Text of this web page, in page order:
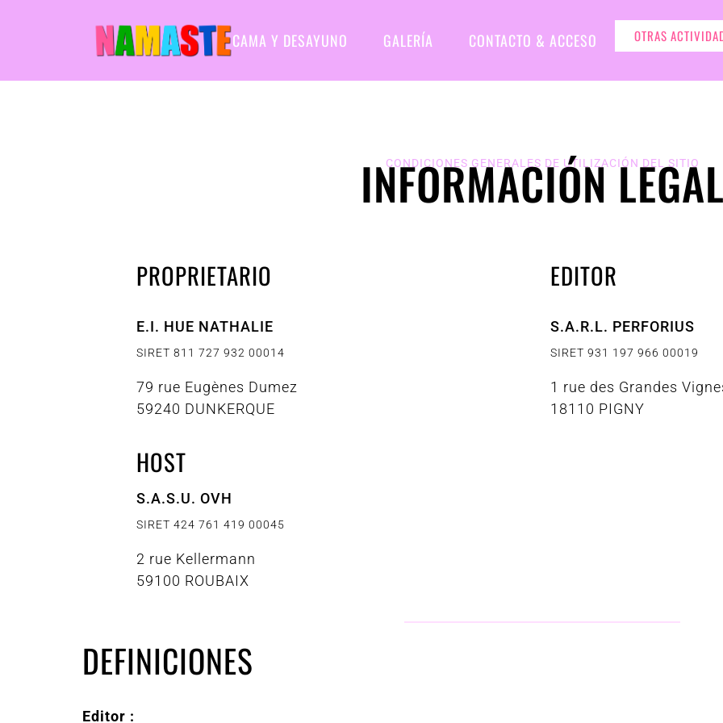
CAMA Y DESAYUNO GALERÍA CONTACTO & ACCESO OTRAS
CONDICIONES GENERALES DE UTILIZACIÓN DEL SITIO
INFORMACIÓN
PROPRIETARIO
E.I. HUE NATHALIE
SIRET 811 727 932 00014
79 rue Eugènes Dumez
59240 DUNKERQUE
EDITOR
S.A.R.L. PERFORIUS
SIRET 931 197 966 00019
1 rue des Grandes
18110 PIGNY
HOST
S.A.S.U. OVH
SIRET 424 761 419 00045
2 rue Kellermann
59100 ROUBAIX
DEFINICIONES
Editor :